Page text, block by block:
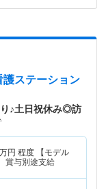
護ステーション
り♪土日祝休み◎訪
万円 程度 【モデル
与別途支給